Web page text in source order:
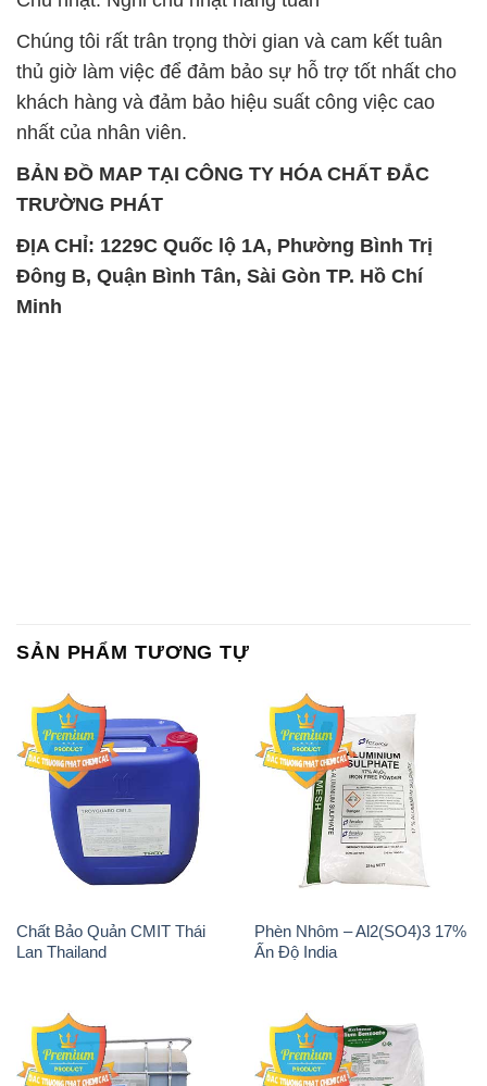
BẢN ĐỒ MAP TẠI CÔNG TY HÓA CHẤT ĐẮC
TRƯỜNG PHÁT
ĐỊA CHỈ: 1229C Quốc lộ 1A, Phường Bình Trị
Đông B, Quận Bình Tân, Sài Gòn TP. Hồ Chí
Minh
Chất Bảo Quản CMIT Thái
Lan Thailand
Phèn Nhôm – Al2(SO4)3 17%
Ấn Độ India